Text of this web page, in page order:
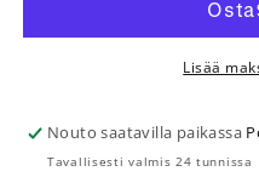
Lisää
Nouto saatavilla paikassa
Tavallisesti valmis 24 tunnissa